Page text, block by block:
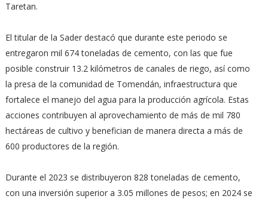
Taretan.
El titular de la Sader destacó que durante este periodo se
entregaron mil 674 toneladas de cemento, con las que fue
posible construir 13.2 kilómetros de canales de riego, así como
la presa de la comunidad de Tomendán, infraestructura que
fortalece el manejo del agua para la producción agrícola. Estas
acciones contribuyen al aprovechamiento de más de mil 780
hectáreas de cultivo y benefician de manera directa a más de
600 productores de la región.
Durante el 2023 se distribuyeron 828 toneladas de cemento,
con una inversión superior a 3.05 millones de pesos; en 2024 se